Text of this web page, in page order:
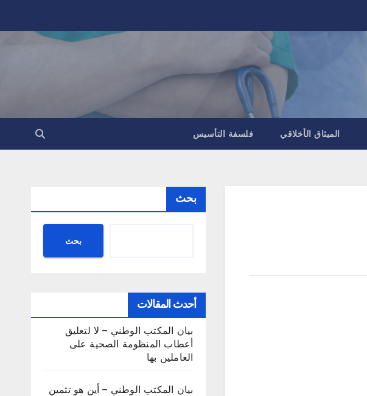
الميثاق الأخلاقي فلسفة التأسيس
بحث
بحث
أحدث المقالات
بيان المكتب الوطني – لا لتعليق
أعطاب المنظومة الصحية على
العاملين بها
بيان المكتب الوطني – أين هو تثمين